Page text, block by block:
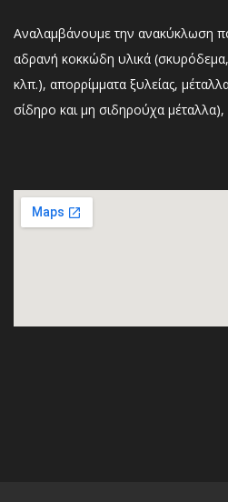
Αναλαμβάνουμε την ανακύκλωση
αδρανή κοκκώδη υλικά
κλπ.), απορρίμματα ξυλείας,
σίδηρο και μη σιδηρούχα μέταλλα),